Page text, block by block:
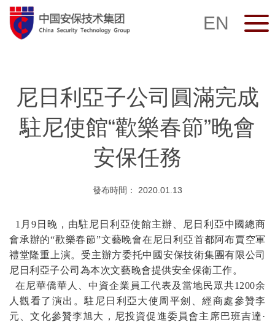
EN
尼日利亞子公司圓滿完成
駐尼使館“歡樂春節”晚會
安保任務
發布時間： 2020.01.13
1月9日晚，由駐尼日利亞使館主辦、尼日利亞中國總商
會承辦的“歡樂春節”文藝晚會在尼日利亞首都阿布賈空軍
禮堂隆重上演。 受主辦方委托中國安保技術集團有限公司
尼日利亞子公司為本次文藝晚會提供安全保衛工作。
在尼華僑華人、中資企業員工代表及當地民眾共1200余
人觀看了演出。駐尼日利亞大使周平劍、經商處參贊李
元、文化參贊李旭大，尼投資促進委員會主席巴班吉達·